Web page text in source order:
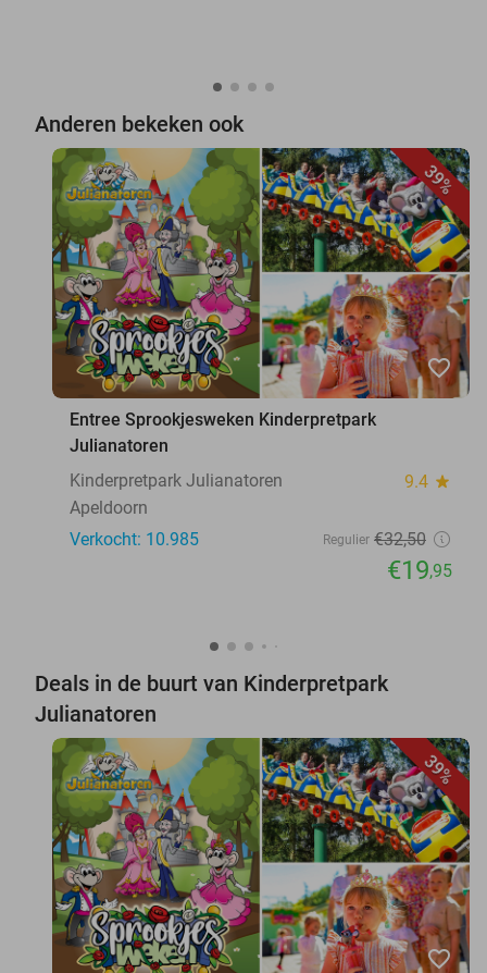
Anderen bekeken ook
39%
favorite_border
Entree Sprookjesweken Kinderpretpark
Julianatoren
Kinderpretpark Julianatoren
9.4 star
Apeldoorn
Verkocht: 10.985
Regulier €32,50
€19,95
Deals in de buurt van Kinderpretpark
Julianatoren
39%
favorite_border